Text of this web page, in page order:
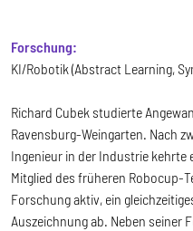
Forschung:
KI/Robotik (Abstract Learning,
Richard Cubek studierte
Ravensburg-Weingarten. Nach
Ingenieur in der Industrie kehrte
Mitglied des früheren Robocup-
Forschung aktiv, ein
Auszeichnung ab. Neben seiner